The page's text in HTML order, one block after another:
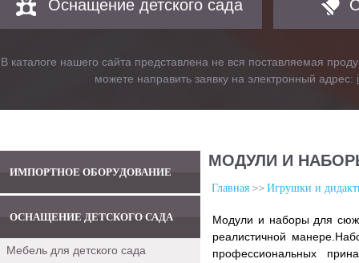
Оснащение детского сада
В каталоге нашего сайта представлена не вся поставляемая
можете направить заявку на электронный адрес:
ИМПОРТНОЕ ОБОРУДОВАНИЕ
ОСНАЩЕНИЕ ДЕТСКОГО САДА
Мебель для детского сада
МОДУЛИ И
Главная Игрушки и
Модули и наборы для
реалистичной
профессиональных